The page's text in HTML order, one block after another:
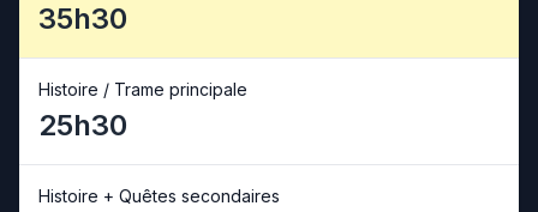
35h30
Histoire / Trame principale
25h30
Histoire + Quêtes secondaires